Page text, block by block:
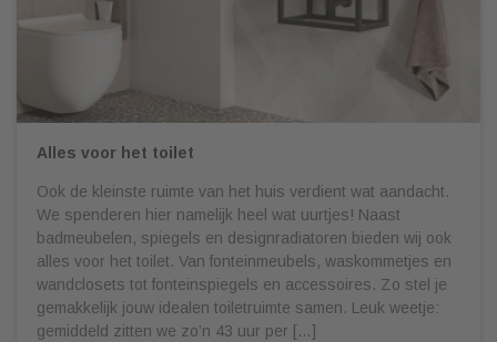
Alles voor het toilet
Ook de kleinste ruimte van het huis verdient wat aandacht.
We spenderen hier namelijk heel wat uurtjes! Naast
badmeubelen, spiegels en designradiatoren bieden wij ook
alles voor het toilet. Van fonteinmeubels, waskommetjes en
wandclosets tot fonteinspiegels en accessoires. Zo stel je
gemakkelijk jouw idealen toiletruimte samen. Leuk weetje:
gemiddeld zitten we zo’n 43 uur per […]